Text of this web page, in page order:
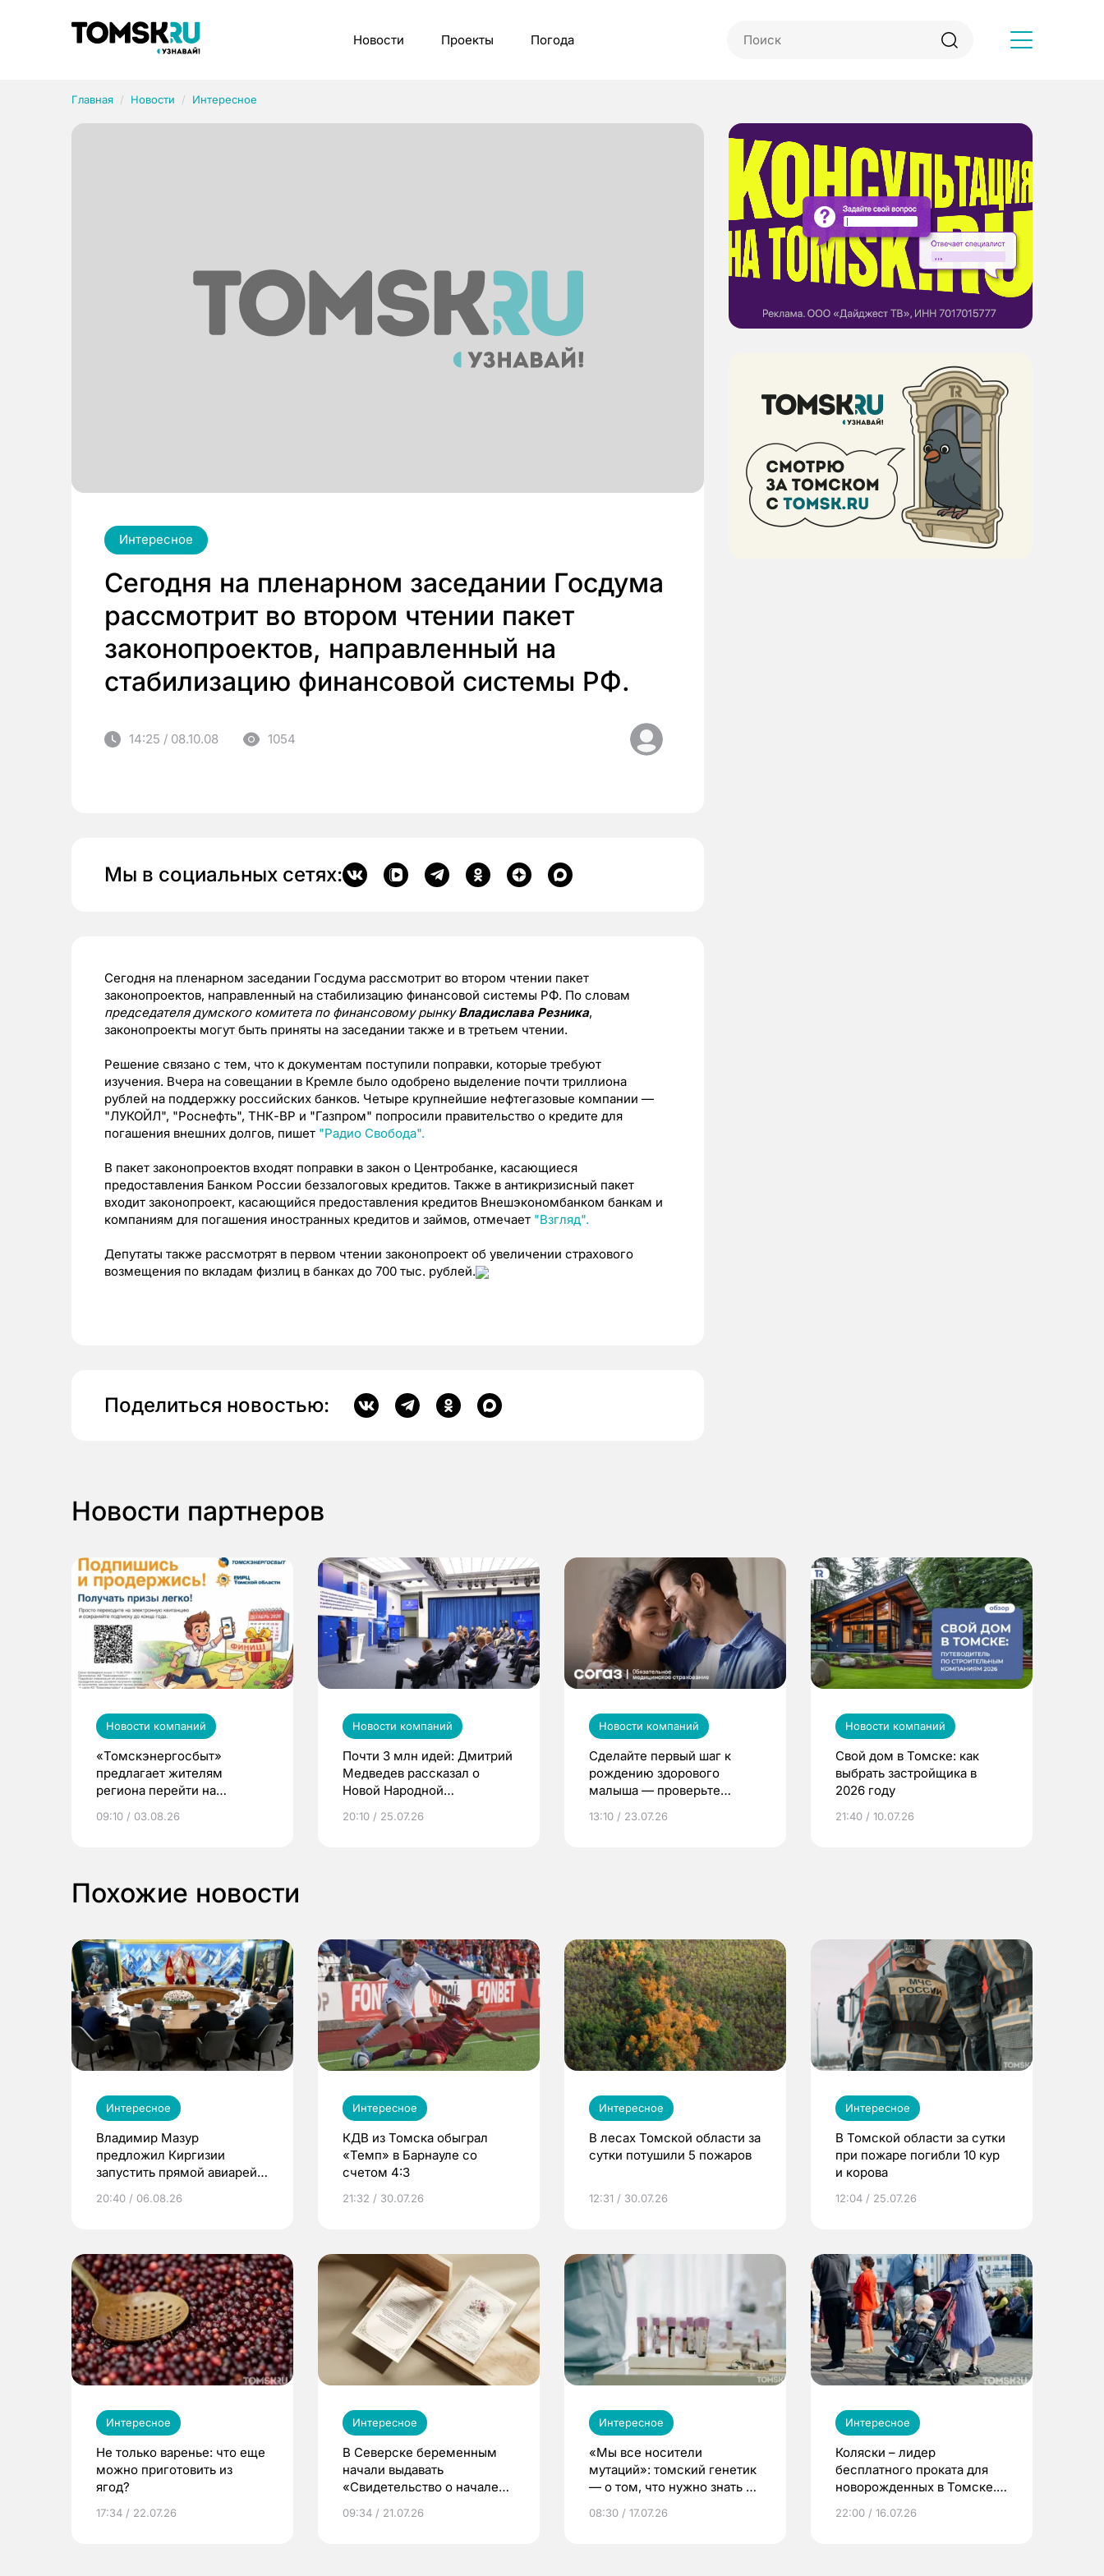
Новости Проекты Погода
Главная Новости Интересное
Интересное
Сегодня на пленарном заседании Госдума
рассмотрит во втором чтении пакет
законопроектов, направленный на
стабилизацию финансовой системы РФ.
14:25 / 08.10.08 1054
Мы в социальных сетях:
Сегодня на пленарном заседании Госдума рассмотрит во втором чтении пакет
законопроектов, направленный на стабилизацию финансовой системы РФ. По словам
председателя думского комитета по финансовому рынкуВладислава Резника,
законопроекты могут быть приняты на заседании также и в третьем чтении.
Решение связано с тем, что к документам поступили поправки, которые требуют
изучения. Вчера на совещании в Кремле было одобрено выделение почти триллиона
рублей на поддержку российских банков. Четыре крупнейшие нефтегазовые компании —
"ЛУКОЙЛ", "Роснефть", ТНК-ВР и "Газпром" попросили правительство о кредите для
погашения внешних долгов, пишет "Радио Свобода".
В пакет законопроектов входят поправки в закон о Центробанке, касающиеся
предоставления Банком России беззалоговых кредитов. Также в антикризисный пакет
входит законопроект, касающийся предоставления кредитов Внешэкономбанком банкам и
компаниям для погашения иностранных кредитов и займов, отмечает "Взгляд".
Депутаты также рассмотрят в первом чтении законопроект об увеличении страхового
возмещения по вкладам физлиц в банках до 700 тыс. рублей.
Поделиться новостью:
Новости партнеров
Новости компаний
«Томскэнергосбыт»
предлагает жителям
региона перейти на
выиграть призы
09:10 / 03.08.26
Новости компаний
Почти 3 млн идей: Дмитрий
Медведев рассказал о
Новой Народной
20:10 / 25.07.26
Новости компаний
Сделайте первый шаг к
рождению здорового
малыша — проверьте
по ОМС!
13:10 / 23.07.26
Новости компаний
Свой дом в Томске: как
выбрать застройщика в
2026 году
21:40 / 10.07.26
Похожие новости
Интересное
Владимир Мазур
предложил Киргизии
запустить прямой авиарейс
20:40 / 06.08.26
Интересное
КДВ из Томска обыграл
«Темп» в Барнауле со
счетом 4:3
21:32 / 30.07.26
Интересное
В лесах Томской области за
сутки потушили 5 пожаров
12:31 / 30.07.26
Интересное
В Томской области за сутки
при пожаре погибли 10 кур
и корова
12:04 / 25.07.26
Интересное
Не только варенье: что еще
можно приготовить из
ягод?
17:34 / 22.07.26
Интересное
В Северске беременным
начали выдавать
«Свидетельство о начале
09:34 / 21.07.26
Интересное
«Мы все носители
мутаций»: томский генетик
— о том, что нужно знать до
08:30 / 17.07.26
Интересное
Коляски – лидер
бесплатного проката для
новорожденных в Томске.
22:00 / 16.07.26
Рубрики